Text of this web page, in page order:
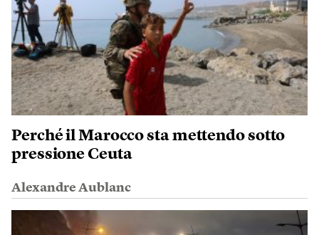
Perché il Marocco sta mettendo sotto
pressione Ceuta
Alexandre Aublanc